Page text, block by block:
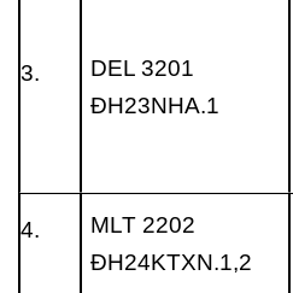
3.
DEL 3201
ĐH23NHA.1
4.
MLT 2202
ĐH24KTXN.1,2